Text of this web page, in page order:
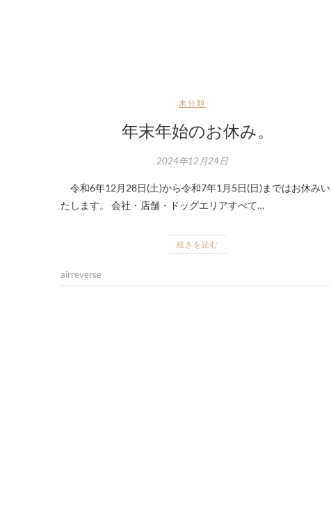
未分類
年末年始のお休み。
2024年12月24日
令和6年12月28日(土)から令和7年1月5日(日)まではお休みい
たします。 会社・店舗・ドッグエリアすべて…
続きを読む
airreverse